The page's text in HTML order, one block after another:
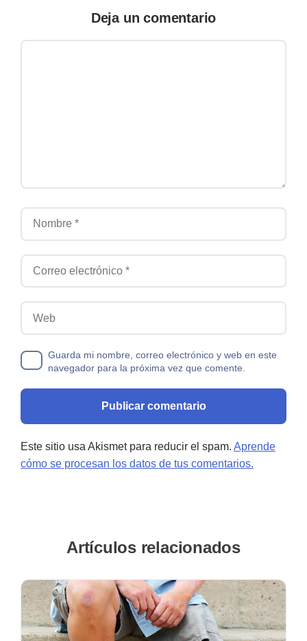
Deja un comentario
Correo electrónico
Guarda mi nombre, correo electrónico y web en este
navegador para la próxima vez que comente.
Este sitio usa Akismet para reducir el spam. Aprende
cómo se procesan los datos de tus comentarios.
Artículos relacionados